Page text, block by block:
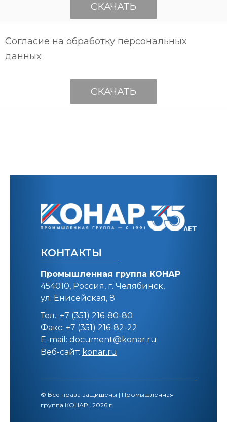
СКАЧАТЬ
Согласие на обработку персональных
данных
СКАЧАТЬ
КОНТАКТЫ
Промышленная группа КОНАР
454010, Россия, г. Челябинск,
ул. Енисейская, 8
Тел.: +7 (351) 216-80-80
Факс: +7 (351) 216-82-22
E-mail: document@konar.ru
Веб-сайт: konar.ru
© Все права защищены | Промышленная
группа КОНАР | 2026 г.